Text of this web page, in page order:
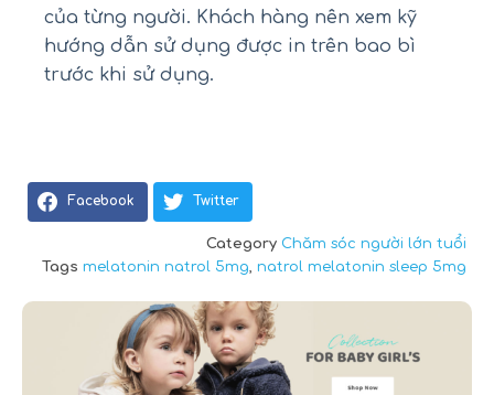
của từng người. Khách hàng nên xem kỹ
hướng dẫn sử dụng được in trên bao bì
trước khi sử dụng.
Facebook Twitter
Category Chăm sóc người lớn tuổi
Tags melatonin natrol 5mg natrol melatonin sleep 5mg